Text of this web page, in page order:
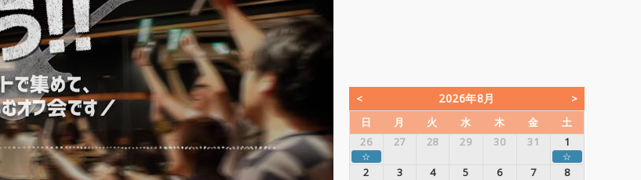
2026年8月
日 月 火 水 木 金
土
26
27 28 29 30 31 1
☆ ☆
2 3 4 5 6 7 8